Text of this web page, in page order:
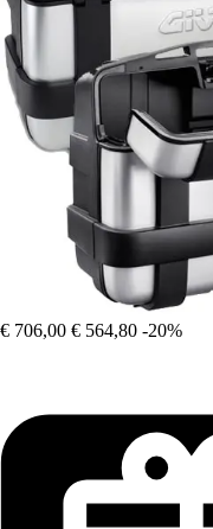
€ 706,00 € 564,80 -20%